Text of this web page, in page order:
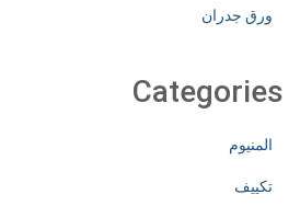
ورق جدران
Categories
المنيوم
تكييف